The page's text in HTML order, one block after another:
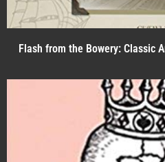
Flash from the Bowery: Classic